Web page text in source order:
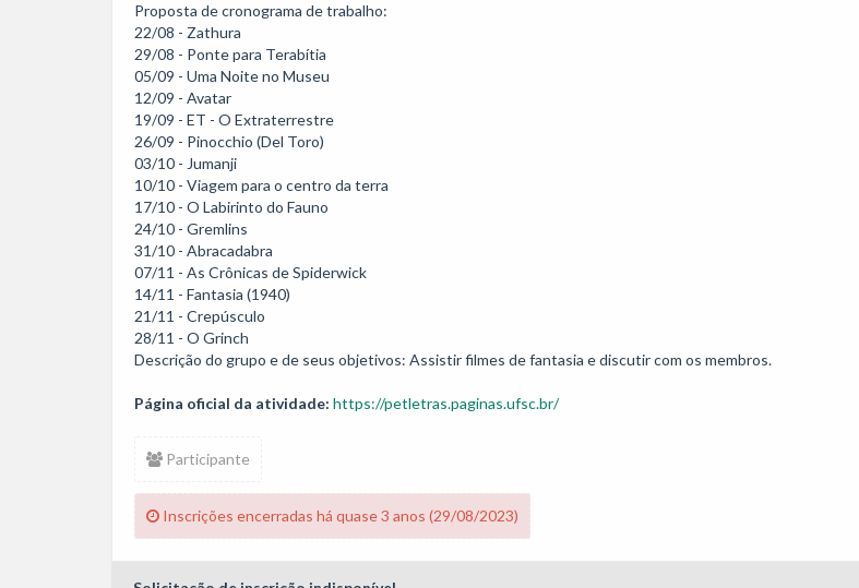
Proposta de cronograma de trabalho:
22/08 - Zathura
29/08 - Ponte para Terabítia
05/09 - Uma Noite no Museu
12/09 - Avatar
19/09 - ET - O Extraterrestre
26/09 - Pinocchio (Del Toro)
03/10 - Jumanji
10/10 - Viagem para o centro da terra
17/10 - O Labirinto do Fauno
24/10 - Gremlins
31/10 - Abracadabra
07/11 - As Crônicas de Spiderwick
14/11 - Fantasia (1940)
21/11 - Crepúsculo
28/11 - O Grinch
Descrição do grupo e de seus objetivos: Assistir filmes de fantasia e discutir com os membros.
Página oficial da atividade: https://petletras.paginas.ufsc.br/
Participante
Inscrições encerradas há quase 3 anos (29/08/2023)